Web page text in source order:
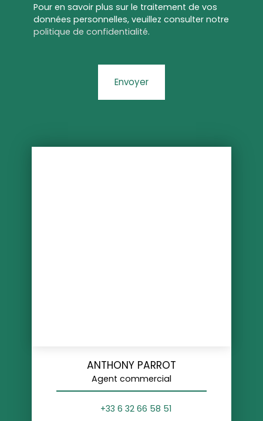
Pour en savoir plus sur le traitement de vos
données personnelles, veuillez consulter notre
politique de confidentialité.
Envoyer
ANTHONY PARROT
Agent commercial
+33 6 32 66 58 51